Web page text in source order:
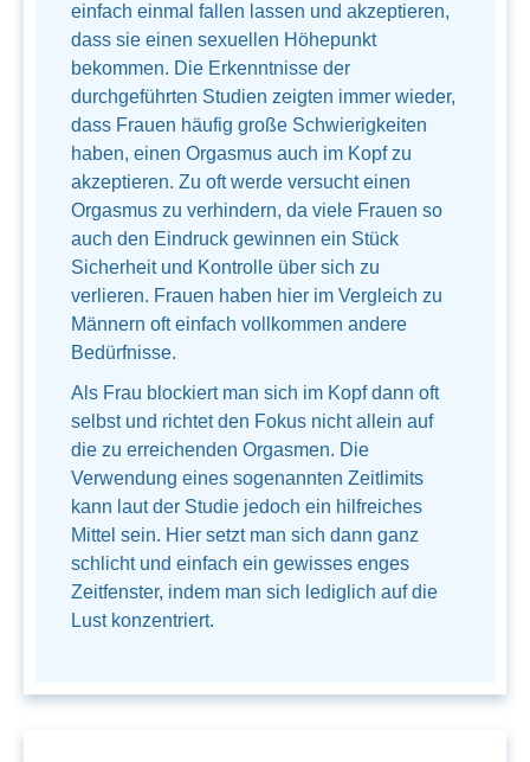
einfach einmal fallen lassen und akzeptieren,
dass sie einen sexuellen Höhepunkt
bekommen. Die Erkenntnisse der
durchgeführten Studien zeigten immer wieder,
dass Frauen häufig große Schwierigkeiten
haben, einen Orgasmus auch im Kopf zu
akzeptieren. Zu oft werde versucht einen
Orgasmus zu verhindern, da viele Frauen so
auch den Eindruck gewinnen ein Stück
Sicherheit und Kontrolle über sich zu
verlieren. Frauen haben hier im Vergleich zu
Männern oft einfach vollkommen andere
Bedürfnisse.
Als Frau blockiert man sich im Kopf dann oft
selbst und richtet den Fokus nicht allein auf
die zu erreichenden Orgasmen. Die
Verwendung eines sogenannten Zeitlimits
kann laut der Studie jedoch ein hilfreiches
Mittel sein. Hier setzt man sich dann ganz
schlicht und einfach ein gewisses enges
Zeitfenster, indem man sich lediglich auf die
Lust konzentriert.